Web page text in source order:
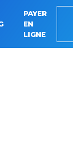
PAYER
EN
LIGNE